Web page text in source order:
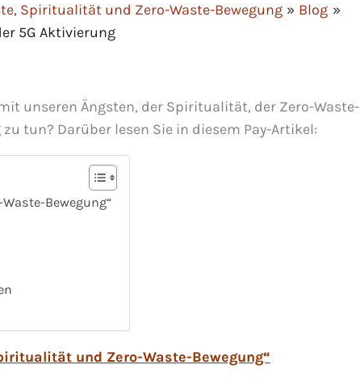
Spiritualität und Zero-Waste-Bewegung
Blog
5G Aktivierung
unseren Ängsten, der Spiritualität, der Zero-Waste-
tun? Darüber lesen Sie in diesem Pay-Artikel:
Bewegung“
und Zero-Waste-Bewegung“